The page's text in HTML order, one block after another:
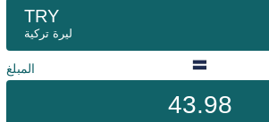
TRY
ليرة تركية
المبلغ
43.98